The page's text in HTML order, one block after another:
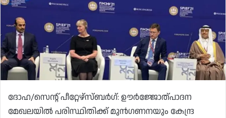
ദോഹ/സെന്റ് പീറ്റേഴ്സ്ബർഗ്: ഊർജ്ജോത്പാദന
മേഖലയിൽ പരിസ്ഥിതിക്ക് മുൻഗണനയും കേന്ദ്ര